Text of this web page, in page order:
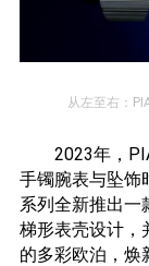
从左至右：
2023年，
手镯腕表与坠饰
系列全新推出一
梯形表壳设计，
的多彩欧泊，焕